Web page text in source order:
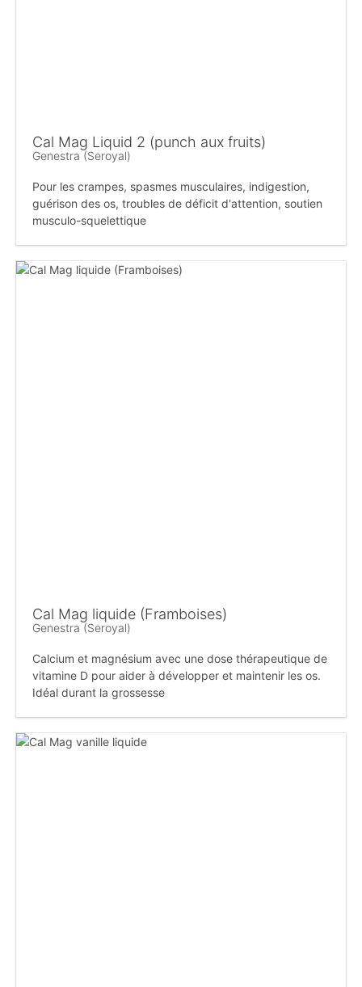
Cal Mag Liquid 2 (punch aux fruits)
Genestra (Seroyal)
Pour les crampes, spasmes musculaires, indigestion,
guérison des os, troubles de déficit d'attention, soutien
musculo-squelettique
Cal Mag liquide (Framboises)
Genestra (Seroyal)
Calcium et magnésium avec une dose thérapeutique de
vitamine D pour aider à développer et maintenir les os.
Idéal durant la grossesse